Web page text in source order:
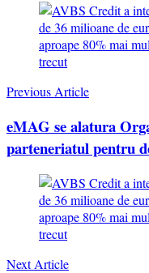
Post
Navigation
Previous Article
eMAG se alatura
parteneriatul pentru
Next Article